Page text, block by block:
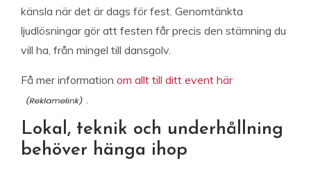
känsla när det är dags för fest. Genomtänkta
ljudlösningar gör att festen får precis den stämning du
vill ha, från mingel till dansgolv.
Få mer information om allt till ditt event här
.
Lokal, teknik och underhållning
behöver hänga ihop